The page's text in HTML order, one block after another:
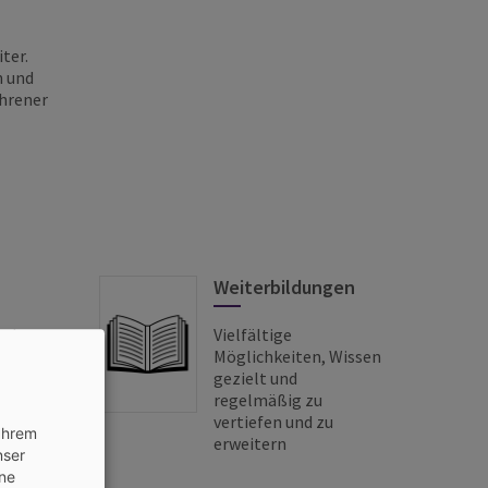
und
den
Weiterbildungen
Vielfältige
Möglichkeiten, Wissen
gezielt und
regelmäßig zu
vertiefen und zu
erweitern